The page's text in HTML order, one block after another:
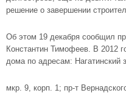
решение о завершении
Об этом 19 декабря сообщил
Константин Тимофеев. В 2012
дома по адресам: Нагатинский
мкр. 9, корп. 1; пр-т